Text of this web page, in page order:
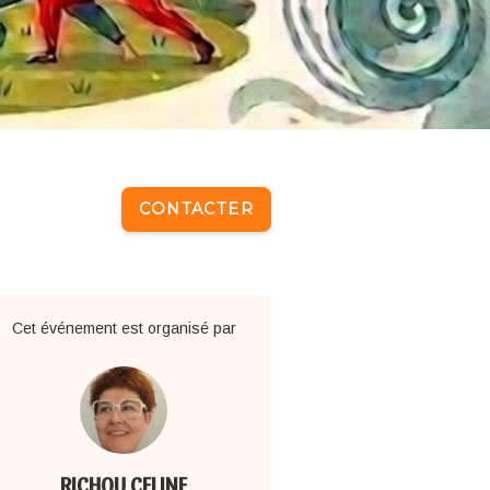
CONTACTER
Cet événement est organisé par
RICHOU CELINE